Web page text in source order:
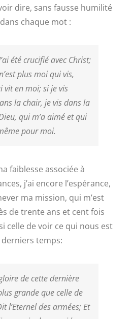
dire, sans fausse humilité
chaque mot :
été crucifié avecChrist;
plusmoiquivis,
vit enmoi; si jevis
la chair, jevisdans la
quim’a aimé etqui
pourmoi.
faiblesse associée à
j’ai encore l’espérance,
ma mission, qui m’est
de trente ans et cent fois
celle de voir ce qui nous est
temps:
decette dernière
grande que celle de
l’Eternel des armées; Et